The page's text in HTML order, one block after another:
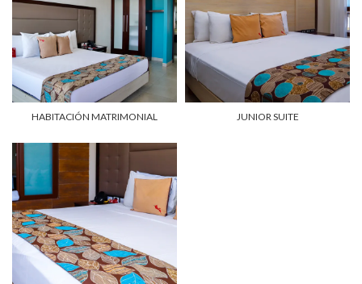
HABITACIÓN MATRIMONIAL JUNIOR SUITE